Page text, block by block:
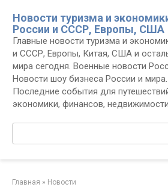
контенту
Новости туризма и
России и СССР, Европы, США
Главные новости туризма и
и СССР, Европы, Китая, США и
мира сегодня. Военные новости
Новости шоу бизнеса России и мира.
Последние события для
экономики, финансов, недвижимости
Поиск:
Главная » Новости